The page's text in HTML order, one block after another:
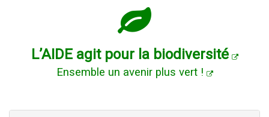
L’AIDE agit pour la biodiversité
Ensemble un avenir plus vert !